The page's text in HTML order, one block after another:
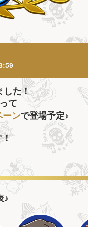
した！
て
ーンで登場予定♪
！
♪